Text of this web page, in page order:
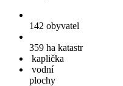
142 obyvatel
359 ha katastr
kaplička
vodní
plochy